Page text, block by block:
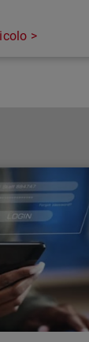
fornisce